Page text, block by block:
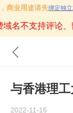
商业用途请先绑定独立
名不支持评论、
与香港理
2022-11-16